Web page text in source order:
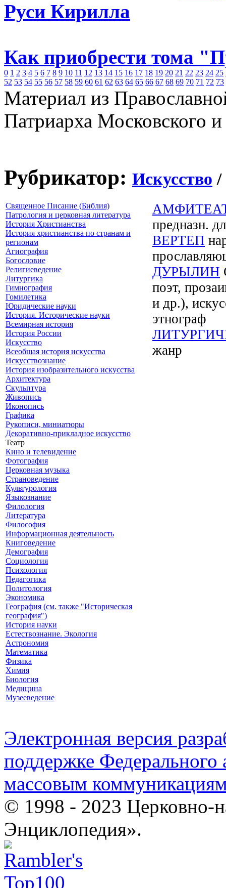
Руси Кирилла
Как приобрести тома
0 1 2 3 4 5 6 7 8 9 10 11 12 13 14 15 16 17 18 19 20 21 22 23 24 25
52 53 54 55 56 57 58 59 60 61 62 63 64 65 66 67 68 69 70 71 72 73
Материал из
Патриарха Московского
Рубрикатор: Искусство /
Священное Писание (Библия)
Патрология и церковная литература
История Христианства
История христианства по странам и
регионам
Агиография
Богословие
Религиеведение
Литургика
Гимнография
Гомилетика
Юридические науки
История. Исторические науки
Всемирная история
История России
Искусство
Всеобщая история искусства
Искусствознание
История изобразительного искусства
Архитектура
Скульптура
Живопись
Иконопись
Графика
Рукописи, миниатюры
Декоративно-прикладное искусство
Театр
Кино и телевидение
Фотография
Церковная музыка
Страноведение
Культурология
Языкознание
Филология
Литература
Философия
Информационная деятельность
Книговедение
Демография
Социология
Психология
Педагогика
Политология
Экономика
География (см. также "Историческая
география")
История науки
Естествознание. Экология
Астрономия
Математика
Физика
Химия
Биология
Медицина
Музееведение
предназн.
ВЕРТЕП
ДУРЫЛИН
поэт,
и др.),
этнограф
жанр
Электронная версия
поддержке Федерального
массовым
© 1998 - 2023 Церковно-
Энциклопедия».